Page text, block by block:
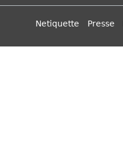
Netiquette Presse